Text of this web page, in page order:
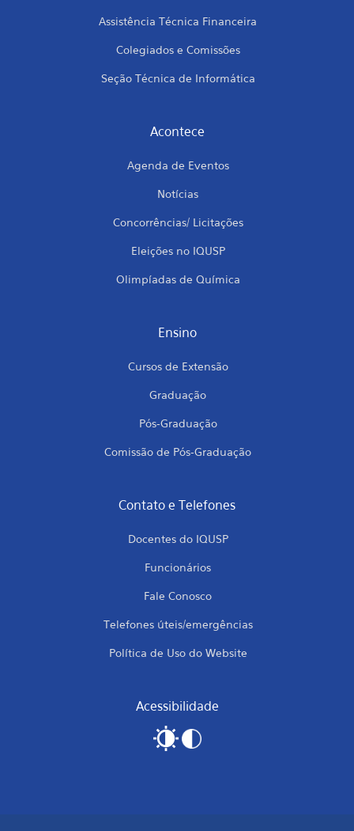
Assistência Técnica Financeira
Colegiados e Comissões
Seção Técnica de Informática
Acontece
Agenda de Eventos
Notícias
Concorrências/ Licitações
Eleições no IQUSP
Olimpíadas de Química
Ensino
Cursos de Extensão
Graduação
Pós-Graduação
Comissão de Pós-Graduação
Contato e Telefones
Docentes do IQUSP
Funcionários
Fale Conosco
Telefones úteis/emergências
Política de Uso do Website
Acessibilidade